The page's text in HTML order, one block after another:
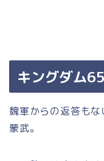
キングダム
魏軍からの返答も
蒙武。